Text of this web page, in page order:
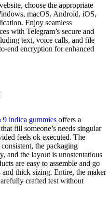
choose the appropriate
macOS, Android, iOS,
Enjoy seamless
with Telegram’s secure and
text, voice calls, and file
end encryption for enhanced
9 indica gummies offers a
fill someone’s needs singular
feels ok executed. The
the packaging
and the layout is unostentatious
are easy to assemble and go
thick sizing. Entire, the maker
crafted test without